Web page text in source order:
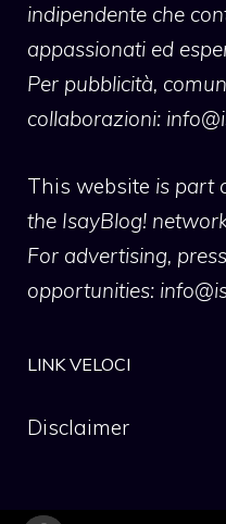
indipendente che
appassionati ed
Per pubblicità,
collaborazioni:
This website is part
the IsayBlog!
For advertising,
opportunities:
LINK VELOCI
Disclaimer